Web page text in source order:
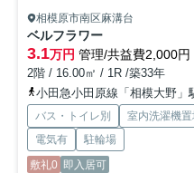
相模原市南区麻溝台
ベルフラワー
3.1万円 管理/共益費2,000円
2階 / 16.00㎡ / 1R /築33年
小田急小田原線「相模大野」駅 バ
バス・トイレ別 室内洗濯機
電気有
駐輪場
敷礼0 即入居可